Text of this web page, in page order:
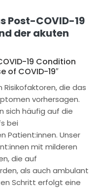
Post-COVID-19
der akuten
19 Condition
of COVID-19″
Risikofaktoren, die das
vorhersagen.
sich häufig auf die
bei
Patient:innen. Unser
mit milderen
die auf
als auch ambulant
Schritt erfolgt eine